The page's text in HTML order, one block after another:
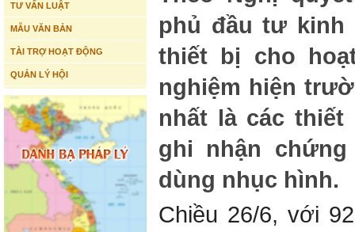
TƯ VẤN LUẬT
MẪU VĂN BẢN
TÀI TRỢ HOẠT ĐỘNG
QUẢN LÝ HỘI
phủ đầu tư kinh
thiết bị cho
nghiệm hiện
nhất là các
ghi nhận
dùng nhục hình.
Chiều 26/6, với